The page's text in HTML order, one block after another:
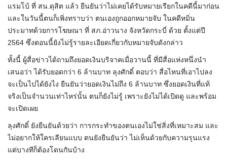
แรมโบ้ ที่ สน.ดุสิต แล้ว ยืนยันว่าไม่เคยได้รับหมายเรียกในคดีนี้มาก่อน
และในวันนี้ตนก็เพิ่งทราบว่า ตนเองถูกออกหมายจับ ในคดีหมิ่น
ประมาทด้วยการโฆษณา ที่ สภ.อ่าวนาง จังหวัดกระบี่ ด้วย ตั้งแต่ปี
2564 ซึ่งตอนนี้ยังไม่รู้รายละเอียดเกี่ยวกับหมายจับดังกล่าว
ทั้งนี้ ผู้สื่อข่าวได้ถามถึงยอดเงินบริจาคเมื่อวานนี้ ที่มีสื่อแห่งหนึ่งนำ
เสนอว่า ได้รับยอดกว่า 6 ล้านบาท ลุงศักดิ์ ตอบว่า สื่อไหนที่เอาไปลง
จะเป็นไปได้ยังไง ยืนยันว่ายอดเงินไม่ถึง 6 ล้านบาท ซึ่งยอดเงินที่แท้
จริงเป็นจำนวนเท่าไหร่นั้น ตนก็ยังไม่รู้ เพราะยังไม่ได้เปิดดู และพร้อม
จะเปิดเผย
ลุงศักดิ์ ยังยืนยันด้วยว่า การกระทำของตนเองไม่ใช่สิ่งที่เหมาะสม และ
ไม่อยากให้ใครเลียนแบบ ตนยังยืนยันว่า ไม่เห็นด้วยกับความรุนแรง
แต่บางทีก็ต้องโดนกันบ้าง